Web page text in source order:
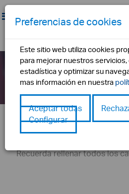
Reciclaje
directivos de
2ª
Puedes inscribirte
rellenando el
Recuerda rellenar todos los
Preferencias de cookies
Este sitio web utiliza cookies
para mejorar nuestros
estadística y optimizar su
mas información en nuestra
Aceptar todas
Configurar